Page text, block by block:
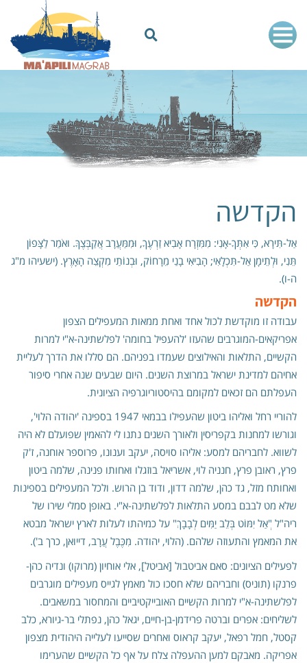
הקדשה
אַל-תִּירָא, כִּי אִתְּךָ-אָנִי: מִמִּזְרָח אָבִיא זַרְעֶךָ, וּמִמַּעֲרָב אֲקַבְּצֶךָּ. ואֹמַר לַצָּפוֹן
תֵּנִי, וּלְתֵימָן אַל-תִּכְלָאִי; הָבִיאִי בָנַי מֵרָחוֹק, וּבְנוֹתַי מִקְצֵה הָאָרֶץ. (ישעיהו מ"ג
ה-ו).
הקדשה
עבודה זו מוקדשת לכול אחד ואחת ממאות המעפילים הצפון
אפריקאים-המוגרבים שהעזו 'להעפיל בחומה' לפלשתינה-א"י למרות
הקשיים, התלאות והאילוצים שעמדו בפניהם. הם סללו את הדרך לעליית
אחיהם למדינת ישראל במרוצת השנים. היום שבעים שנה אחרי סיפור
העפלתם הם זכאים למקומם בהיסטוריוגרפיה הציונית.
להוריי רחל ואליהו ביטון שהעפילו בבמאי 1947 בספינה 'יהודה הלוי',
וגורשו למחנות בקפריסין ולאורך השנים נתנו לי להאמין שפועלם לא היה
לשווא. לחבריהם למסע: אליהו סויסה, יעקב וענונו, פרוספר אוחנה, ז'ק
פרץ, ראובן פרץ, חנניה לוי, אשריאל בוזגלו ואחותו פנינה, שלמה ביטון
ואחותח מזל, גד כהן, שלמה דדון, ודוד בן הרוש. ולכל המעפילים בספינות
שלא מט לבבם במסע התלאות לפלשתינה-א"י. באופן סמלי שירו של
ריה"ל "ְאַל יִמּוֹט בְּלֵב יַמִּים לְבָבָךְ" על כמיהתו לעלות לארץ ישראל מבטא
את המאמץ והתעוזה שלהם. (הלוי, יהודה. מִכֶּבֶל עֲרָב, דייואן, כרך ב').
לפעילים הציונים: סאם אביטבול [אביטל], אלי אוחיון (מרוקו) ונדיה כהן-
פרנקו (תוניס) וחבריהם שלא חסכו כול מאמץ לגייס מעפילים מוגרבים
לפלשתינה-א"י למרות הקשיים האובייקטיביים והמחסור במשאבים.
לשליחים: אפרים וברטה פרידמן-בן-חיים, יגאל כהן, נפתלי בר-גיורא, כלב
קסטל, חמל רפאל, יעקב קראוס ואחרים שסייעו לעלייה היהודית מצפון
אפריקה. מאבקם למען ההעפלה צלח על אף כל הקשיים שהערימו